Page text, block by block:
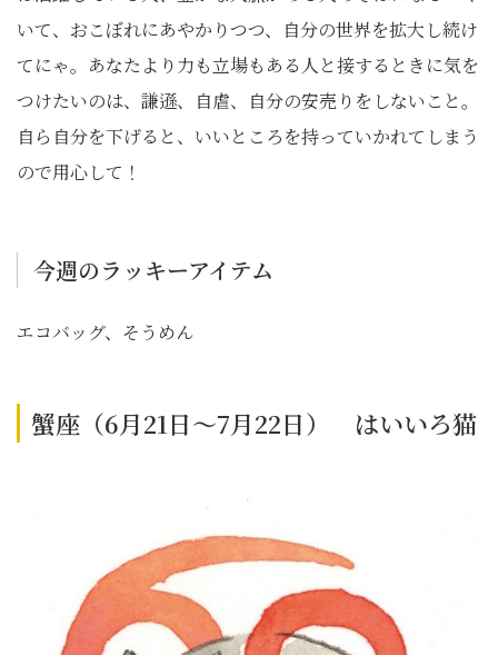
いて、おこぼれにあやかりつつ、自分の世界を拡大し続け
てにゃ。あなたより力も立場もある人と接するときに気を
つけたいのは、謙遜、自虐、自分の安売りをしないこと。
自ら自分を下げると、いいところを持っていかれてしまう
ので用心して！
今週のラッキーアイテム
エコバッグ、そうめん
蟹座（6月21日～7月22日） はいいろ猫